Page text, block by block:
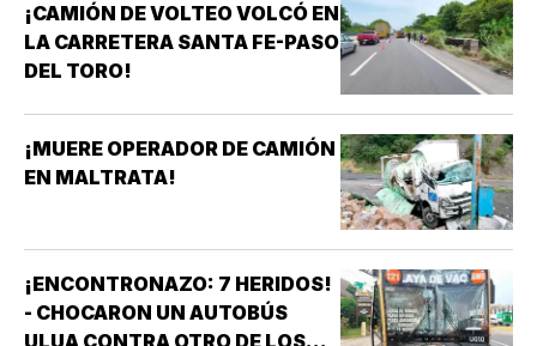
¡CAMIÓN DE VOLTEO VOLCÓ EN
LA CARRETERA SANTA FE-PASO
DEL TORO!
¡MUERE OPERADOR DE CAMIÓN
EN MALTRATA!
¡ENCONTRONAZO: 7 HERIDOS!
- CHOCARON UN AUTOBÚS